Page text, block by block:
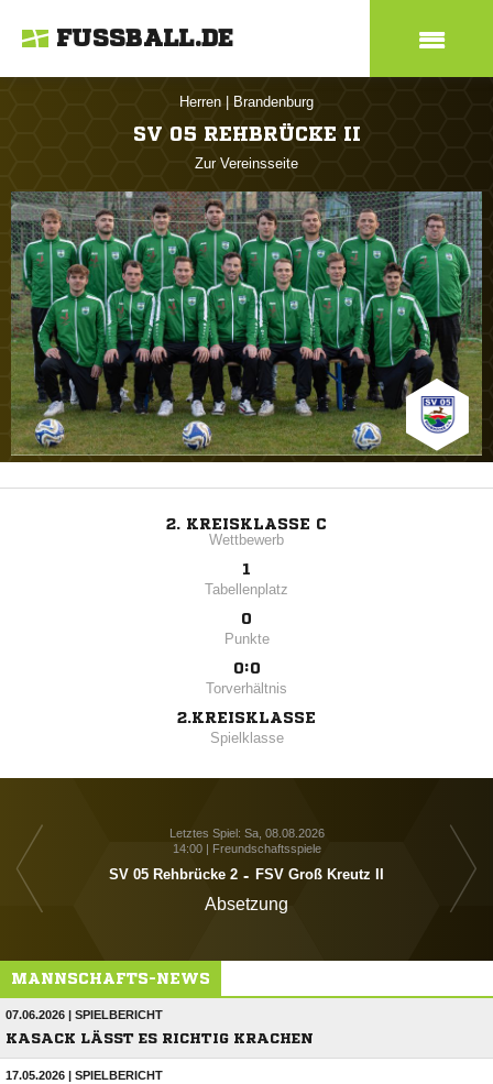
FUSSBALL.DE
Herren Brandenburg
SV 05 REHBRÜCKE II
Zur Vereinsseite
2. KREISKLASSE C
Wettbewerb
1
Tabellenplatz
0
Punkte
0:0
Torverhältnis
2.KREISKLASSE
Spielklasse
Letztes Spiel: Sa, 08.08.2026
14:00 | Freundschaftsspiele
SV 05 Rehbrücke 2 - FSV Groß Kreutz II
Absetzung
MANNSCHAFTS-NEWS
07.06.2026 | SPIELBERICHT
KASACK LÄSST ES RICHTIG KRACHEN
17.05.2026 | SPIELBERICHT